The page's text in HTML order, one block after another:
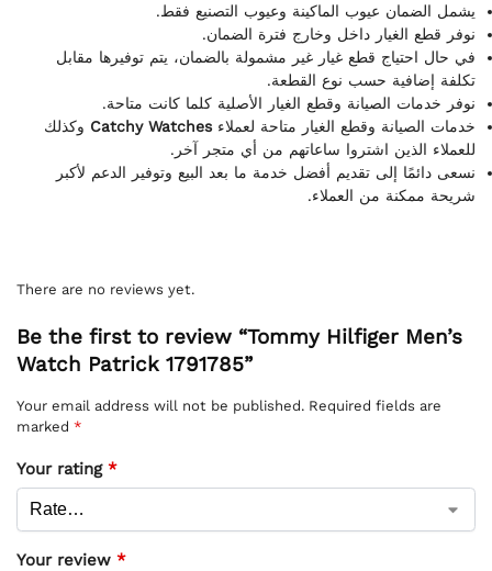
يشمل الضمان عيوب الماكينة وعيوب التصنيع فقط.
نوفر قطع الغيار داخل وخارج فترة الضمان.
في حال احتياج قطع غيار غير مشمولة بالضمان، يتم توفيرها مقابل
تكلفة إضافية حسب نوع القطعة.
نوفر خدمات الصيانة وقطع الغيار الأصلية كلما كانت متاحة.
خدمات الصيانة وقطع الغيار متاحة لعملاءCatchy Watches وكذلك
للعملاء الذين اشتروا ساعاتهم من أي متجر آخر.
نسعى دائمًا إلى تقديم أفضل خدمة ما بعد البيع وتوفير الدعم لأكبر
شريحة ممكنة من العملاء.
There are no reviews yet.
Be the first to review “Tommy Hilfiger Men’s
Watch Patrick 1791785”
Your email address will not be published. Required fields are
marked *
Your rating *
Your review *